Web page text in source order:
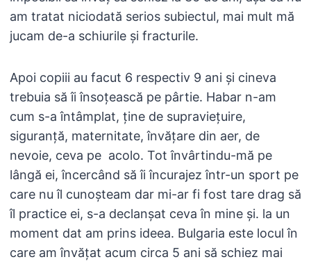
am tratat niciodată serios subiectul, mai mult mă
jucam de-a schiurile și fracturile.
Apoi copiii au facut 6 respectiv 9 ani și cineva
trebuia să îi însoțească pe pârtie. Habar n-am
cum s-a întâmplat, ține de supraviețuire,
siguranță, maternitate, învățare din aer, de
nevoie, ceva pe acolo. Tot învârtindu-mă pe
lângă ei, încercând să îi încurajez într-un sport pe
care nu îl cunoșteam dar mi-ar fi fost tare drag să
îl practice ei, s-a declanșat ceva în mine și. la un
moment dat am prins ideea. Bulgaria este locul în
care am învățat acum circa 5 ani să schiez mai